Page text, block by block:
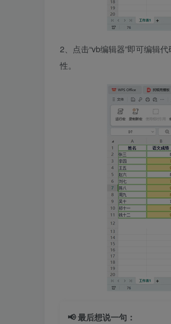
2、点击“vb编辑器”即可编辑
性。
📢 最后想说一句：